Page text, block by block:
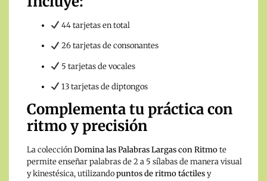
44 tarjetas en total
26 tarjetas de consonantes
5 tarjetas de vocales
13 tarjetas de diptongos
Complementa tu práctica con
ritmo y precisión
La colecciónDomina las Palabras Largas con Ritmote
permite enseñar palabras de 2 a 5 sílabas de manera visual
y kinestésica, utilizandopuntos de ritmo táctilesy